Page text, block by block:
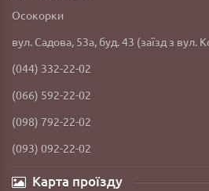
Осокорки
вул. Садова, 53а, буд. 43 (заїзд з вул.
(044) 332-22-02
(066) 592-22-02
(098) 792-22-02
(093) 092-22-02
Карта проїзду